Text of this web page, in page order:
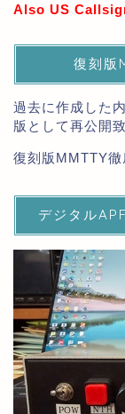
Also US
復刻版
過去に作成した
版として再公開
復刻版MMTTY
デジタル